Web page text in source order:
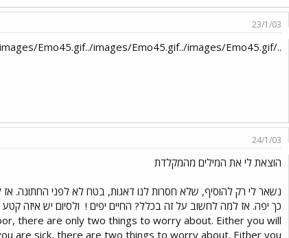
23/1/03
../images/Emo45.gif../images/Emo45.gif../images/Emo45.gif
24/1/03
הוצאת לי את המילים מהמקלדת
נשאר לי רק להוסיף, שלא חסרות לנו דאגות, בטח לא לפני החתונה.
כך יפה. אז למה לחשוב על זה בכלל? החיים יפים !
there are only two things to worry about. Either you will
are sick, there are two things to worry about. Either you